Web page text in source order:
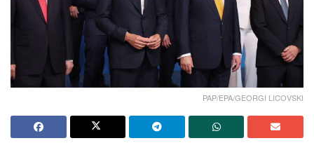
PAP/EPA/GEORGI LICOVSKI